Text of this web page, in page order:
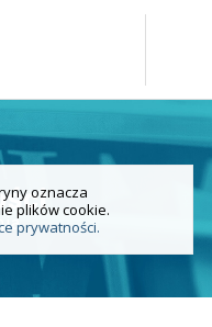
oznacza
plików cookie.
prywatności.